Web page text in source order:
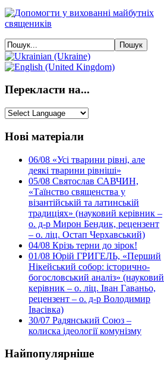
Перекласти на...
Нові матеріали
06/08 «Усі тварини рівні, але
деякі тварини рівніші»
05/08 Святослав САВЧИН,
«Таїнство священства у
візантійській та латинській
традиціях» (науковий керівник –
о. д-р Мирон Бендик, рецензент
– о. ліц. Остап Черхавський)
04/08 Крізь терни до зірок!
01/08 Юрій ГРИГЕЛЬ, «Перший
Нікейський собор: історично-
богословський аналіз» (науковий
керівник – о. ліц. Іван Гаваньо,
рецензент – о. д-р Володимир
Івасівка)
30/07 Радянський Союз –
колиска ідеології комунізму
Найпопулярніше